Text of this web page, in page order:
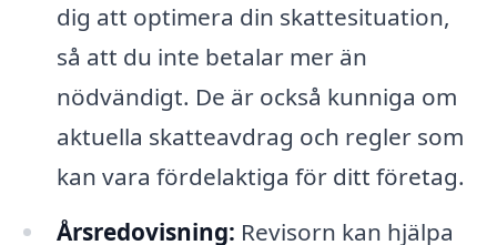
dig att optimera din skattesituation,
så att du inte betalar mer än
nödvändigt. De är också kunniga om
aktuella skatteavdrag och regler som
kan vara fördelaktiga för ditt företag.
Årsredovisning: Revisorn kan hjälpa